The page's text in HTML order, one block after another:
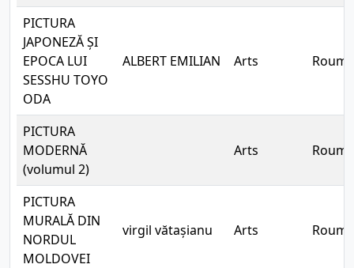
PICTURA
JAPONEZĂ ȘI
EPOCA LUI
SESSHU TOYO
ODA
ALBERT EMILIAN Arts
PICTURA
MODERNĂ
(volumul 2)
Arts
PICTURA
MURALĂ DIN
NORDUL
MOLDOVEI
virgil vătașianu Arts